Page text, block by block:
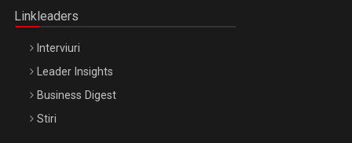
Linkleaders
Interviuri
Leader Insights
Business Digest
Stiri